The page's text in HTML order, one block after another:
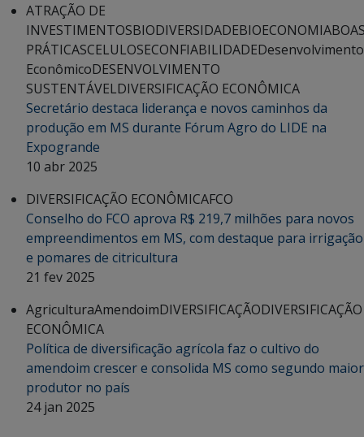
ATRAÇÃO DE
INVESTIMENTOSBIODIVERSIDADEBIOECONOMIA
PRÁTICASCELULOSECONFIABILIDADEDesenvolvimento
EconômicoDESENVOLVIMENTO
SUSTENTÁVELDIVERSIFICAÇÃO ECONÔMICA
Secretário destaca liderança e novos caminhos da
produção em MS durante Fórum Agro do LIDE na
Expogrande
10 abr 2025
DIVERSIFICAÇÃO ECONÔMICAFCO
Conselho do FCO aprova R$ 219,7 milhões para novos
empreendimentos em MS, com destaque para irrigação
e pomares de citricultura
21 fev 2025
AgriculturaAmendoimDIVERSIFICAÇÃODIVERSIFICAÇÃO
ECONÔMICA
Política de diversificação agrícola faz o cultivo do
amendoim crescer e consolida MS como segundo maior
produtor no país
24 jan 2025